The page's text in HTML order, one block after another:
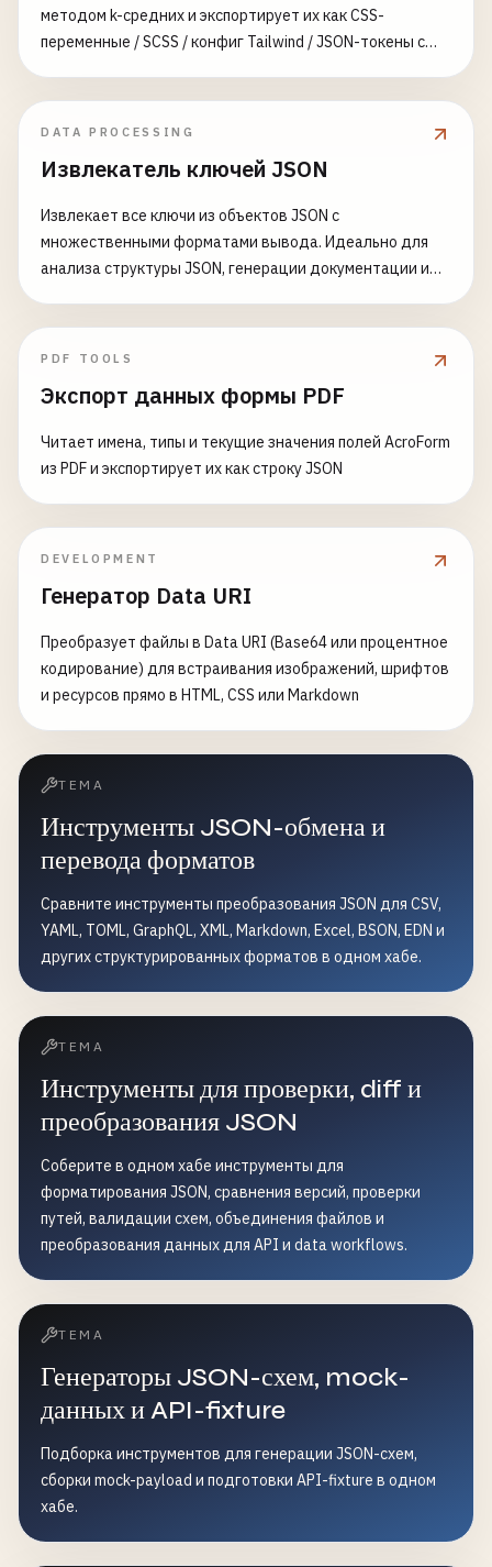
методом k-средних и экспортирует их как CSS-
переменные / SCSS / конфиг Tailwind / JSON-токены с
DATA PROCESSING
Извлекатель ключей JSON
Извлекает все ключи из объектов JSON с
множественными форматами вывода. Идеально для
анализа структуры JSON, генерации документации и
PDF TOOLS
Экспорт данных формы PDF
Читает имена, типы и текущие значения полей AcroForm
из PDF и экспортирует их как строку JSON
DEVELOPMENT
Генератор Data URI
Преобразует файлы в Data URI (Base64 или процентное
кодирование) для встраивания изображений, шрифтов
и ресурсов прямо в HTML, CSS или Markdown
ТЕМА
Инструменты JSON-обмена и
перевода форматов
Сравните инструменты преобразования JSON для CSV,
YAML, TOML, GraphQL, XML, Markdown, Excel, BSON, EDN и
других структурированных форматов в одном хабе.
ТЕМА
Инструменты для проверки, diff и
преобразования JSON
Соберите в одном хабе инструменты для
форматирования JSON, сравнения версий, проверки
путей, валидации схем, объединения файлов и
преобразования данных для API и data workflows.
ТЕМА
Генераторы JSON-схем, mock-
данных и API-fixture
Подборка инструментов для генерации JSON-схем,
сборки mock-payload и подготовки API-fixture в одном
хабе.